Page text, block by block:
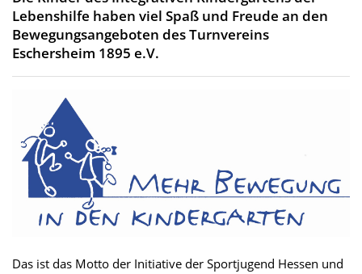
Lebenshilfe haben viel Spaß und Freude an den
Bewegungsangeboten des Turnvereins
Eschersheim 1895 e.V.
Das ist das Motto der Initiative der Sportjugend Hessen und